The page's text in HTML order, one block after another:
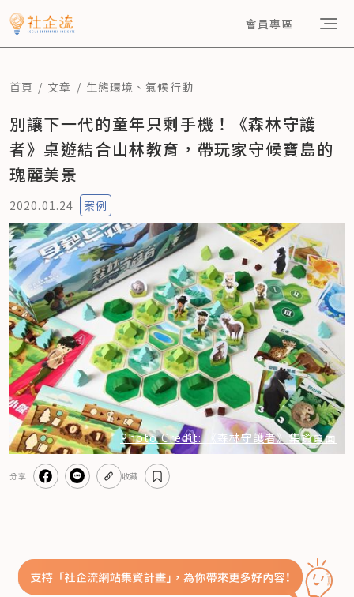
會員專區
首頁 文章 生態環境 、 氣候行動
別讓下一代的童年只剩手機！《森林守護
者》桌遊結合山林教育，帶玩家守候寶島的
瑰麗美景
2020.01.24 案例
Photo Credit: 《森林守護者》集資頁面
分享 收藏